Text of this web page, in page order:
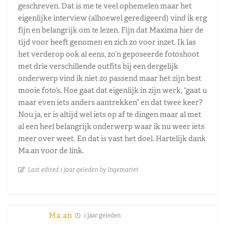
geschreven. Dat is me te veel ophemelen maar het
eigenlijke interview (alhoewel geredigeerd) vind ik erg
fijn en belangrijk om te lezen. Fijn dat Maxima hier de
tijd voor heeft genomen en zich zo voor inzet. Ik las
het verderop ook al eens, zo’n geposeerde fotoshoot
met drie verschillende outfits bij een dergelijk
onderwerp vind ik niet zo passend maar het zijn best
mooie foto’s. Hoe gaat dat eigenlijk in zijn werk, “gaat u
maar even iets anders aantrekken” en dat twee keer?
Nou ja, er is altijd wel iets op af te dingen maar al met
al een heel belangrijk onderwerp waar ik nu weer iets
meer over weet. En dat is vast het doel. Hartelijk dank
Ma.an voor de link.
Last edited 1 jaar geleden by Ingemariet
Ma.an 1 jaar geleden